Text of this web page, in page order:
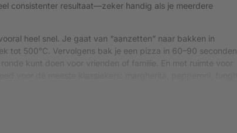
consistenter resultaat—zeker handig als je meerdere
heel snel. Je gaat van “aanzetten” naar bakken in
tot 500°C. Vervolgens bak je een pizza in 60–90 seconden,
kunt doen voor vrienden of familie. En met ruimte voor
en compact tafelmodel en bij veel aanbieders wordt